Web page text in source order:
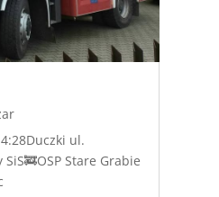
ul.
SiS🚒OSP Stare Grabie